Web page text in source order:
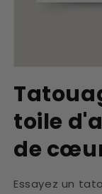
média
dans
une
modale
toile
de
Essayez un